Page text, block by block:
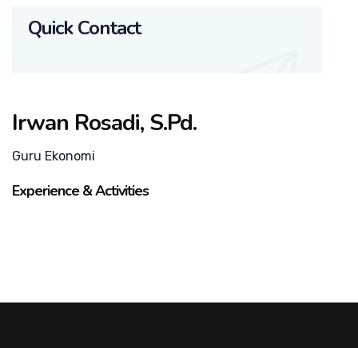
Quick Contact
Irwan Rosadi, S.Pd.
Guru Ekonomi
Experience & Activities